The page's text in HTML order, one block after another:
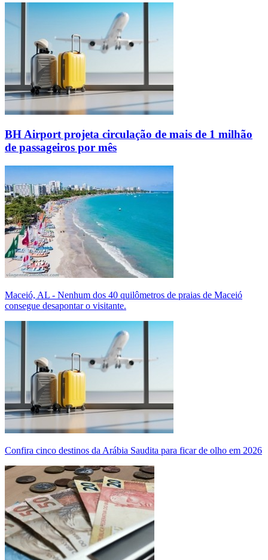
BH Airport projeta circulação de mais de 1 milhão
de passageiros por mês
Maceió, AL - Nenhum dos 40 quilômetros de praias de Maceió
consegue desapontar o visitante.
Confira cinco destinos da Arábia Saudita para ficar de olho em 2026